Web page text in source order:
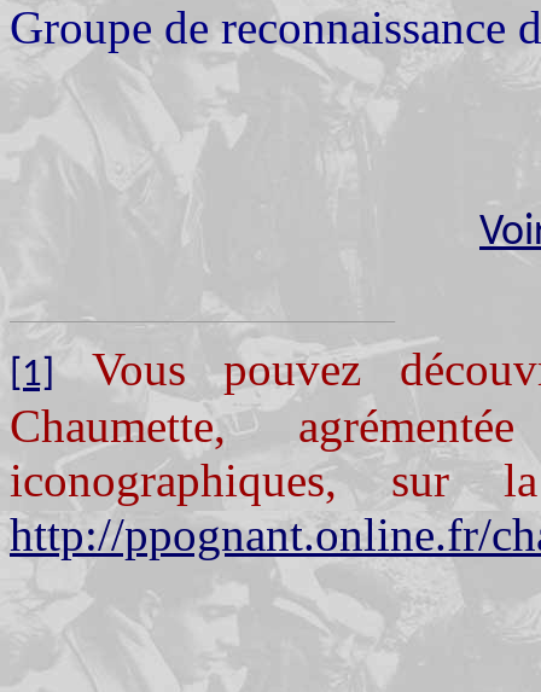
Groupe de
[1]
Vous pouvez
Chaumette,
iconographiques,
http://ppognant.online.fr/